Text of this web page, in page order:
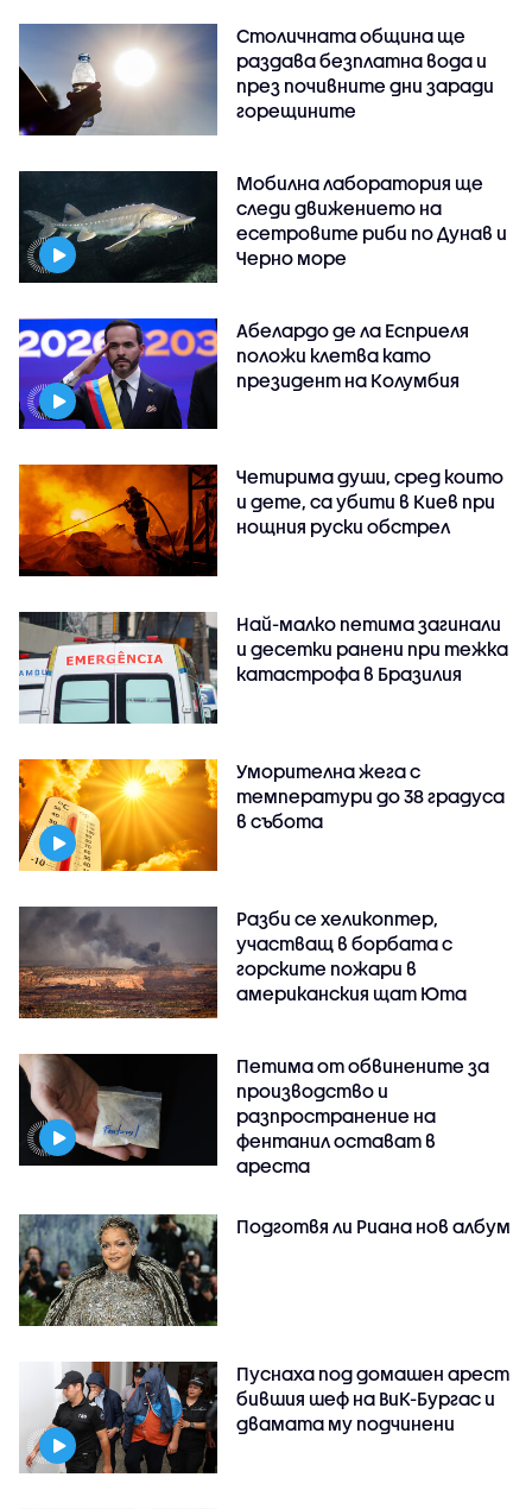
Столичната община ще
раздава безплатна вода и
през почивните дни заради
горещините
Мобилна лаборатория ще
следи движението на
есетровите риби по Дунав и
Черно море
Абелардо де ла Есприеля
положи клетва като
президент на Колумбия
Четирима души, сред които
и дете, са убити в Киев при
нощния руски обстрел
Най-малко петима загинали
и десетки ранени при тежка
катастрофа в Бразилия
Уморителна жега с
температури до 38 градуса
в събота
Разби се хеликоптер,
участващ в борбата с
горските пожари в
американския щат Юта
Петима от обвинените за
производство и
разпространение на
фентанил остават в
ареста
Подготвя ли Риана нов албум
Пуснаха под домашен арест
бившия шеф на ВиК-Бургас и
двамата му подчинени